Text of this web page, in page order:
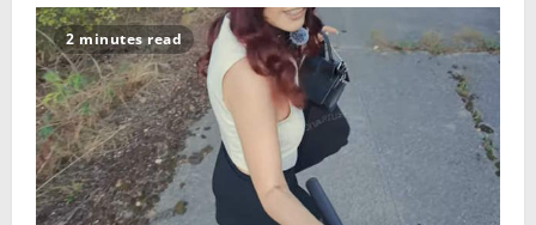
Bundy
lässt
grüßen
!
2 minutes read